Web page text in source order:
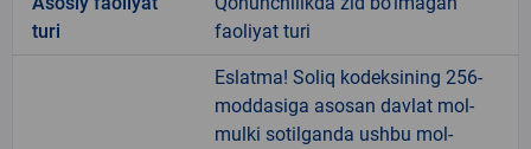
turi
faoliyat turi
Eslatma! Soliq kodeksining 256-
moddasiga asosan davlat mol-
mulki sotilganda ushbu mol-